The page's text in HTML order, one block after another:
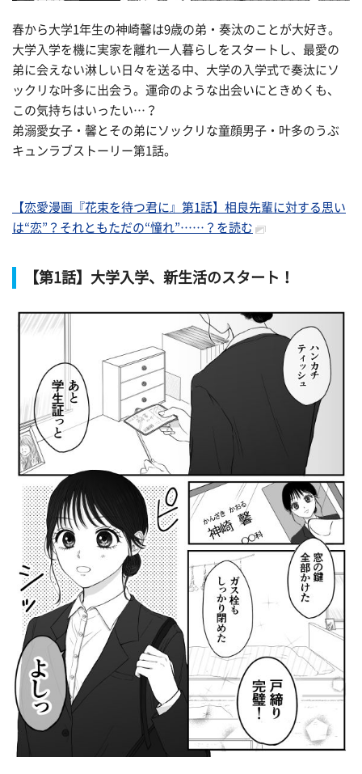
春から大学1年生の神崎馨は9歳の弟・奏汰のことが大好き。
大学入学を機に実家を離れ一人暮らしをスタートし、最愛の
弟に会えない淋しい日々を送る中、大学の入学式で奏汰にソ
ックリな叶多に出会う。運命のような出会いにときめくも、
この気持ちはいったい…？
弟溺愛女子・馨とその弟にソックリな童顔男子・叶多のうぶ
キュンラブストーリー第1話。
【恋愛漫画『花束を待つ君に』第1話】相良先輩に対する思い
は“恋”？それともただの“憧れ”……？を読む
【第1話】大学入学、新生活のスタート！